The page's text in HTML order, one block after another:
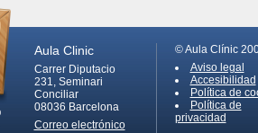
Aula Clinic
Carrer Diputacio
231, Seminari
Conciliar
08036 Barcelona
Correo electrónico
© Aula Clínic
Aviso legal
Accesibilidad
Política de
Política de
privacidad